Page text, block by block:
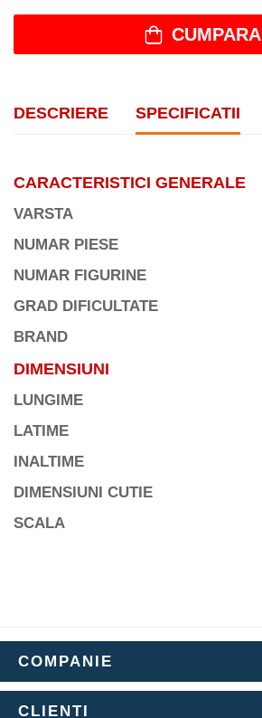
CUMPARA
DESCRIERE SPECIFICATII
CARACTERISTICI GENERALE
VARSTA
NUMAR PIESE
NUMAR FIGURINE
GRAD DIFICULTATE
BRAND
DIMENSIUNI
LUNGIME
LATIME
INALTIME
DIMENSIUNI CUTIE
SCALA
COMPANIE
CLIENTI